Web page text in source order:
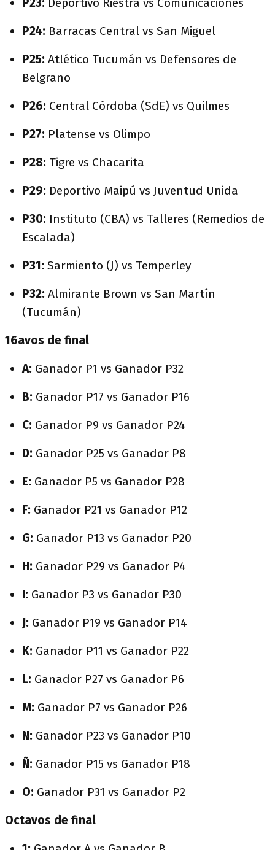
P24: Barracas Central vs San Miguel
P25: Atlético Tucumán vs Defensores de
Belgrano
P26: Central Córdoba (SdE) vs Quilmes
P27: Platense vs Olimpo
P28: Tigre vs Chacarita
P29: Deportivo Maipú vs Juventud Unida
P30: Instituto (CBA) vs Talleres (Remedios de
Escalada)
P31: Sarmiento (J) vs Temperley
P32: Almirante Brown vs San Martín
(Tucumán)
16avos de final
A: Ganador P1 vs Ganador P32
B: Ganador P17 vs Ganador P16
C: Ganador P9 vs Ganador P24
D: Ganador P25 vs Ganador P8
E: Ganador P5 vs Ganador P28
F: Ganador P21 vs Ganador P12
G: Ganador P13 vs Ganador P20
H: Ganador P29 vs Ganador P4
I: Ganador P3 vs Ganador P30
J: Ganador P19 vs Ganador P14
K: Ganador P11 vs Ganador P22
L: Ganador P27 vs Ganador P6
M: Ganador P7 vs Ganador P26
N: Ganador P23 vs Ganador P10
Ñ: Ganador P15 vs Ganador P18
O: Ganador P31 vs Ganador P2
Octavos de final